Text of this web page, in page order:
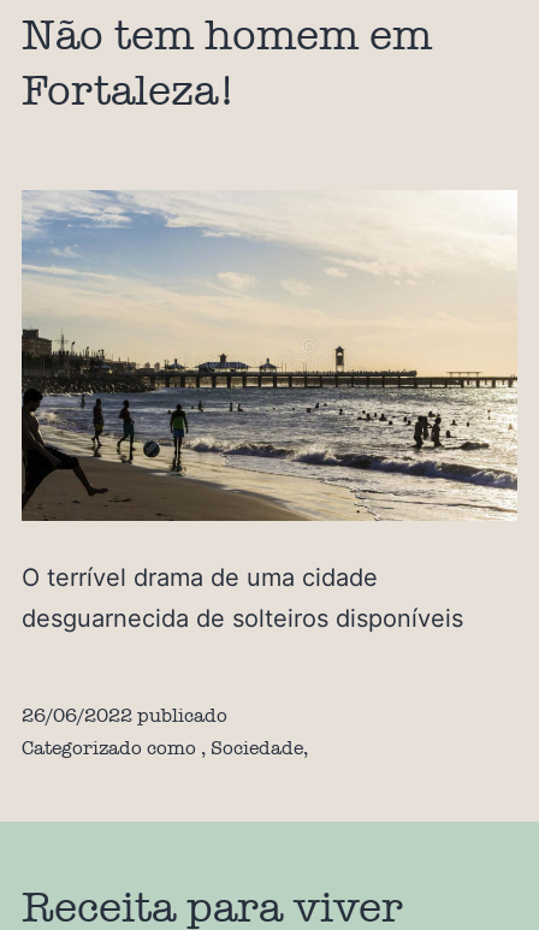
Não tem homem em
Fortaleza!
O terrível drama de uma cidade
desguarnecida de solteiros disponíveis
26/06/2022publicado
Categorizado como , Sociedade,
Receita para viver